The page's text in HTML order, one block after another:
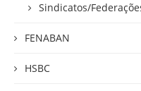
Sindicatos/
FENABAN
HSBC